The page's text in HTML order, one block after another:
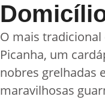
O mais
Picanha, um
nobres grelhadas
maravilhosas